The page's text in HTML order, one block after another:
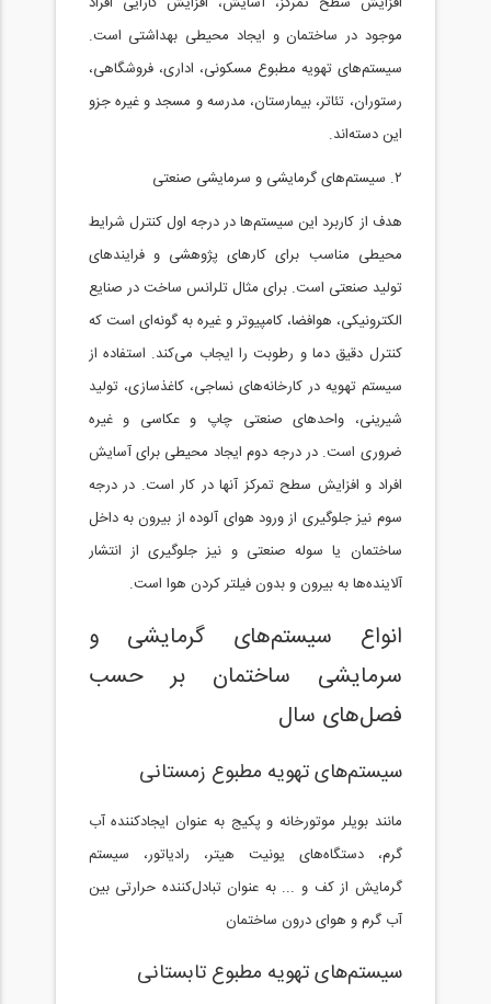
موجود در ساختمان و ایجاد محیطی بهداشتی است.
سیستم‌های تهویه مطبوع مسکونی، اداری، فروشگاهی،
رستوران، تئاتر، بیمارستان، مدرسه و مسجد و غیره جزو
این دسته‌اند.
۲. سیستم‌های گرمایشی و سرمایشی صنعتی
هدف از کاربرد این سیستم‌ها در درجه اول کنترل شرایط
محیطی مناسب برای کارهای پژوهشی و فرایندهای
تولید صنعتی است. برای مثال تلرانس ساخت در صنایع
الکترونیکی، هوافضا، کامپیوتر و غیره به گونه‌ای است که
کنترل دقیق دما و رطوبت را ایجاب می‌کند. استفاده از
سیستم تهویه در کارخانه‌های نساجی، کاغذسازی، تولید
شیرینی، واحدهای صنعتی چاپ و عکاسی و غیره
ضروری است. در درجه دوم ایجاد محیطی برای آسایش
افراد و افزایش سطح تمرکز آنها در کار است. در درجه
سوم نیز جلوگیری از ورود هوای آلوده از بیرون به داخل
ساختمان یا سوله صنعتی و نیز جلوگیری از انتشار
آلاینده‌ها به بیرون و بدون فیلتر کردن هوا است.
انواع سیستم‌های گرمایشی و
سرمایشی ساختمان بر حسب
فصل‌های سال
سیستم‌های تهویه مطبوع زمستانی
مانند بویلر موتورخانه و پکیج به عنوان ایجادکننده آب
گرم، دستگاه‌های یونیت هیتر، رادیاتور، سیستم
گرمایش از کف و ... به عنوان تبادل‌کننده حرارتی بین
آب گرم و هوای درون ساختمان
سیستم‌های تهویه مطبوع تابستانی